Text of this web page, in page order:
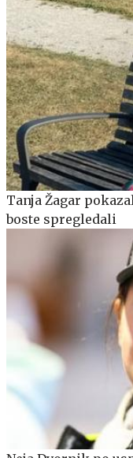
Tanja Žagar
boste spregledali